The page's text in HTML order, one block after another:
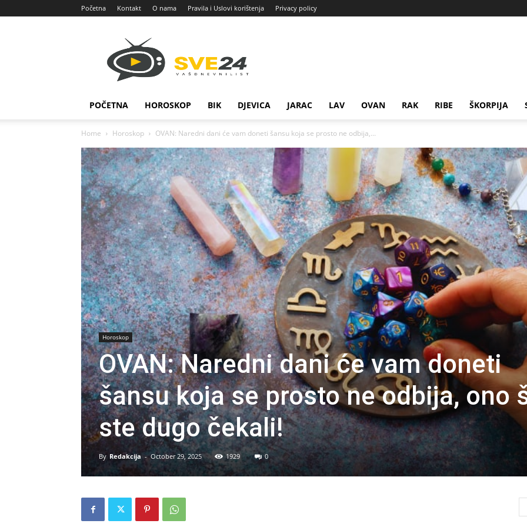
Početna Kontakt O nama Pravila i Uslovi korištenja Privacy policy
POČETNA HOROSKOP BIK DJEVICA JARAC LAV OVAN RAK RIBE ŠKORPIJA
Home Horoskop OVAN: Naredni dani će vam doneti šansu koja se prosto ne odbija,...
Horoskop
OVAN: Naredni dani će vam doneti
šansu koja se prosto ne odbija, ono
ste dugo čekali!
By Redakcija - October 29, 2025 1929 0